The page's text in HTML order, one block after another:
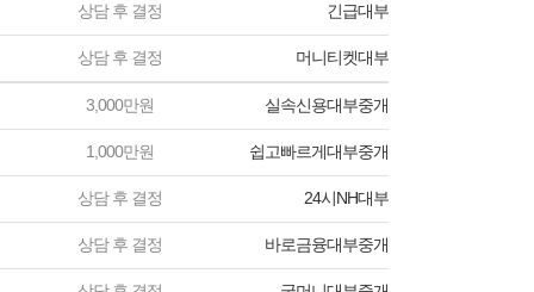
상담 후 결정 긴급대부
상담 후 결정 머니티켓대부
3,000만원 실속신용대부중개
1,000만원 쉽고빠르게대부중개
상담 후 결정 24시NH대부
상담 후 결정 바로금융대부중개